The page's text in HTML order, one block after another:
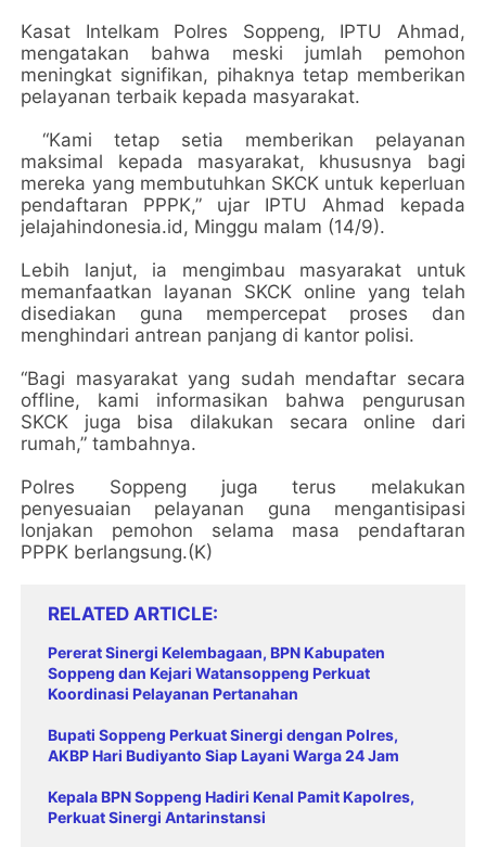
Kasat Intelkam Polres Soppeng, IPTU Ahmad,
mengatakan bahwa meski jumlah pemohon
meningkat signifikan, pihaknya tetap memberikan
pelayanan terbaik kepada masyarakat.
“Kami tetap setia memberikan pelayanan
maksimal kepada masyarakat, khususnya bagi
mereka yang membutuhkan SKCK untuk keperluan
pendaftaran PPPK,” ujar IPTU Ahmad kepada
jelajahindonesia.id, Minggu malam (14/9).
Lebih lanjut, ia mengimbau masyarakat untuk
memanfaatkan layanan SKCK online yang telah
disediakan guna mempercepat proses dan
menghindari antrean panjang di kantor polisi.
“Bagi masyarakat yang sudah mendaftar secara
offline, kami informasikan bahwa pengurusan
SKCK juga bisa dilakukan secara online dari
rumah,” tambahnya.
Polres Soppeng juga terus melakukan
penyesuaian pelayanan guna mengantisipasi
lonjakan pemohon selama masa pendaftaran
PPPK berlangsung.(K)
RELATED ARTICLE
Pererat Sinergi Kelembagaan, BPN Kabupaten
Soppeng dan Kejari Watansoppeng Perkuat
Koordinasi Pelayanan Pertanahan
Bupati Soppeng Perkuat Sinergi dengan Polres,
AKBP Hari Budiyanto Siap Layani Warga 24 Jam
Kepala BPN Soppeng Hadiri Kenal Pamit Kapolres,
Perkuat Sinergi Antarinstansi